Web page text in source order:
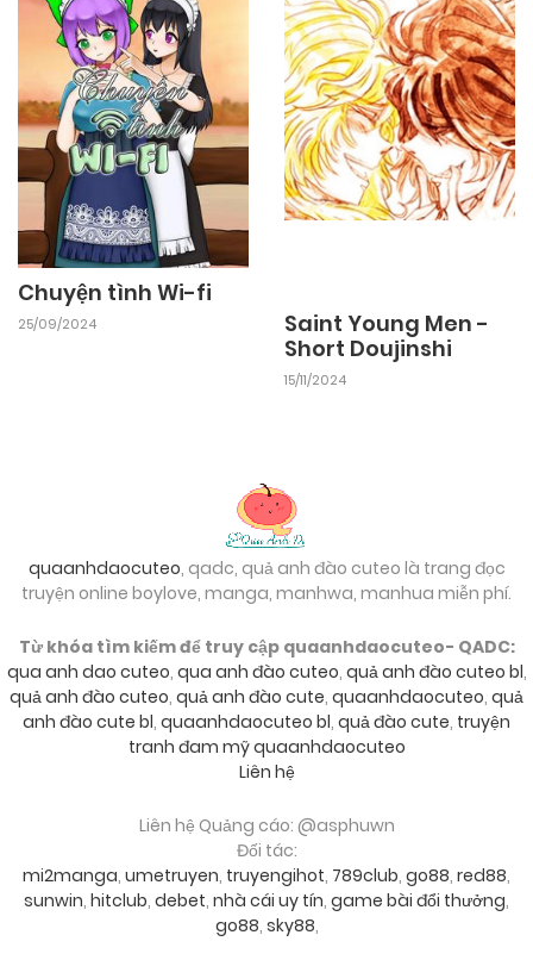
Chuyện tình Wi-fi
25/09/2024
Saint Young Men -
Short Doujinshi
15/11/2024
quaanhdaocuteo, qadc, quả anh đào cuteo là trang đọc
truyện online boylove, manga, manhwa, manhua miễn phí.
Từ khóa tìm kiếm để truy cập quaanhdaocuteo- QADC:
qua anh dao cuteo, qua anh đào cuteo, quả anh đào cuteo bl,
quả anh đào cuteo, quả anh đào cute, quaanhdaocuteo, quả
anh đào cute bl, quaanhdaocuteo bl, quả đào cute, truyện
tranh đam mỹ quaanhdaocuteo
Liên hệ
Liên hệ Quảng cáo: @asphuwn
Đối tác:
mi2manga, umetruyen, truyengihot, 789club, go88, red88,
sunwin, hitclub, debet, nhà cái uy tín, game bài đổi thưởng,
go88, sky88,